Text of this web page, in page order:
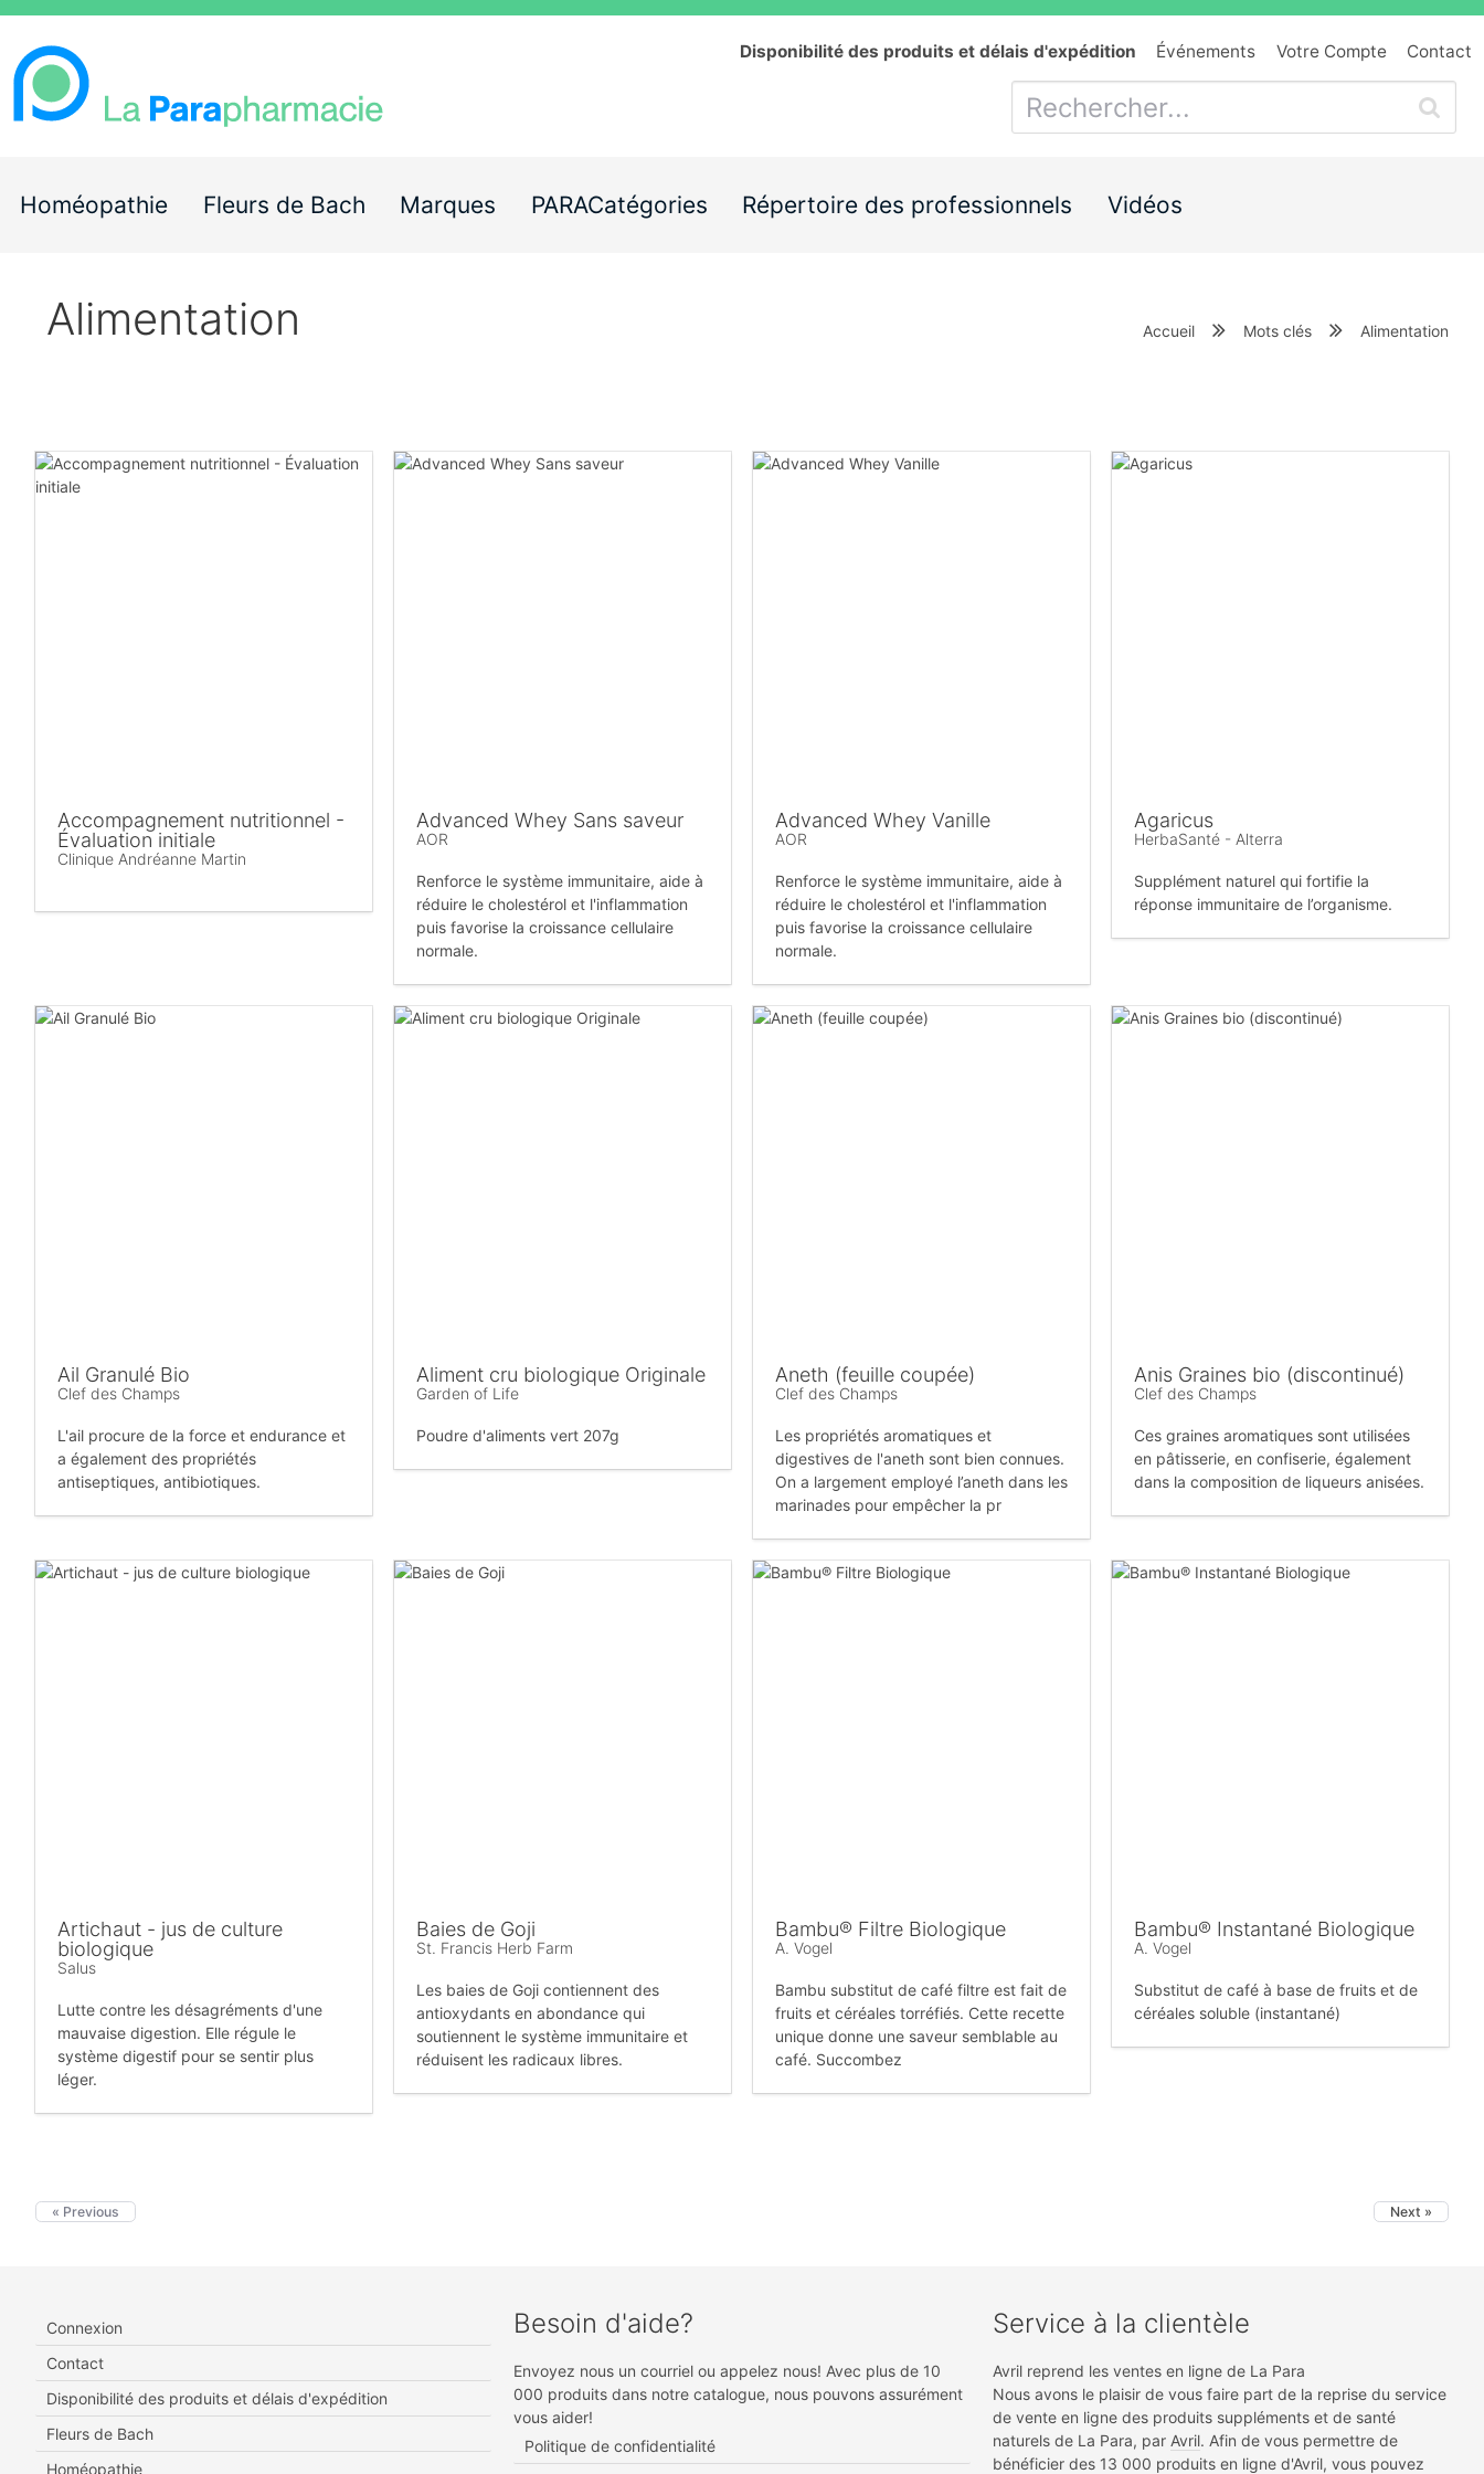
Disponibilité des produits et délais d'expédition Événements Votre Compte Contact
Homéopathie Fleurs de Bach Marques PARACatégories Répertoire des professionnels Vidéos
Alimentation Accueil Mots clés Alimentation
Accompagnement nutritionnel -
Évaluation initiale
Clinique Andréanne Martin
Advanced Whey Sans saveur
AOR
Renforce le système immunitaire, aide à
réduire le cholestérol et l'inflammation
puis favorise la croissance cellulaire
normale.
Advanced Whey Vanille
AOR
Renforce le système immunitaire, aide à
réduire le cholestérol et l'inflammation
puis favorise la croissance cellulaire
normale.
Agaricus
HerbaSanté - Alterra
Supplément naturel qui fortifie la
réponse immunitaire de l’organisme.
Ail Granulé Bio
Clef des Champs
L'ail procure de la force et endurance et
a également des propriétés
antiseptiques, antibiotiques.
Aliment cru biologique Originale
Garden of Life
Poudre d'aliments vert 207g
Aneth (feuille coupée)
Clef des Champs
Les propriétés aromatiques et
digestives de l'aneth sont bien connues.
On a largement employé l’aneth dans les
marinades pour empêcher la pr
Anis Graines bio (discontinué)
Clef des Champs
Ces graines aromatiques sont utilisées
en pâtisserie, en confiserie, également
dans la composition de liqueurs anisées.
Artichaut - jus de culture
biologique
Salus
Lutte contre les désagréments d'une
mauvaise digestion. Elle régule le
système digestif pour se sentir plus
léger.
Baies de Goji
St. Francis Herb Farm
Les baies de Goji contiennent des
antioxydants en abondance qui
soutiennent le système immunitaire et
réduisent les radicaux libres.
Bambu® Filtre Biologique
A. Vogel
Bambu substitut de café filtre est fait de
fruits et céréales torréfiés. Cette recette
unique donne une saveur semblable au
café. Succombez
Bambu® Instantané Biologique
A. Vogel
Substitut de café à base de fruits et de
céréales soluble (instantané)
« Previous Next »
Connexion
Contact
Disponibilité des produits et délais d'expédition
Fleurs de Bach
Homéopathie
Besoin d'aide?
Envoyez nous un courriel ou appelez nous! Avec plus de 10
000 produits dans notre catalogue, nous pouvons assurément
vous aider!
Politique de confidentialité
Service à la clientèle
Avril reprend les ventes en ligne de La Para
Nous avons le plaisir de vous faire part de la reprise du service
de vente en ligne des produits suppléments et de santé
naturels de La Para, par Avril. Afin de vous permettre de
bénéficier des 13 000 produits en ligne d'Avril, vous pouvez